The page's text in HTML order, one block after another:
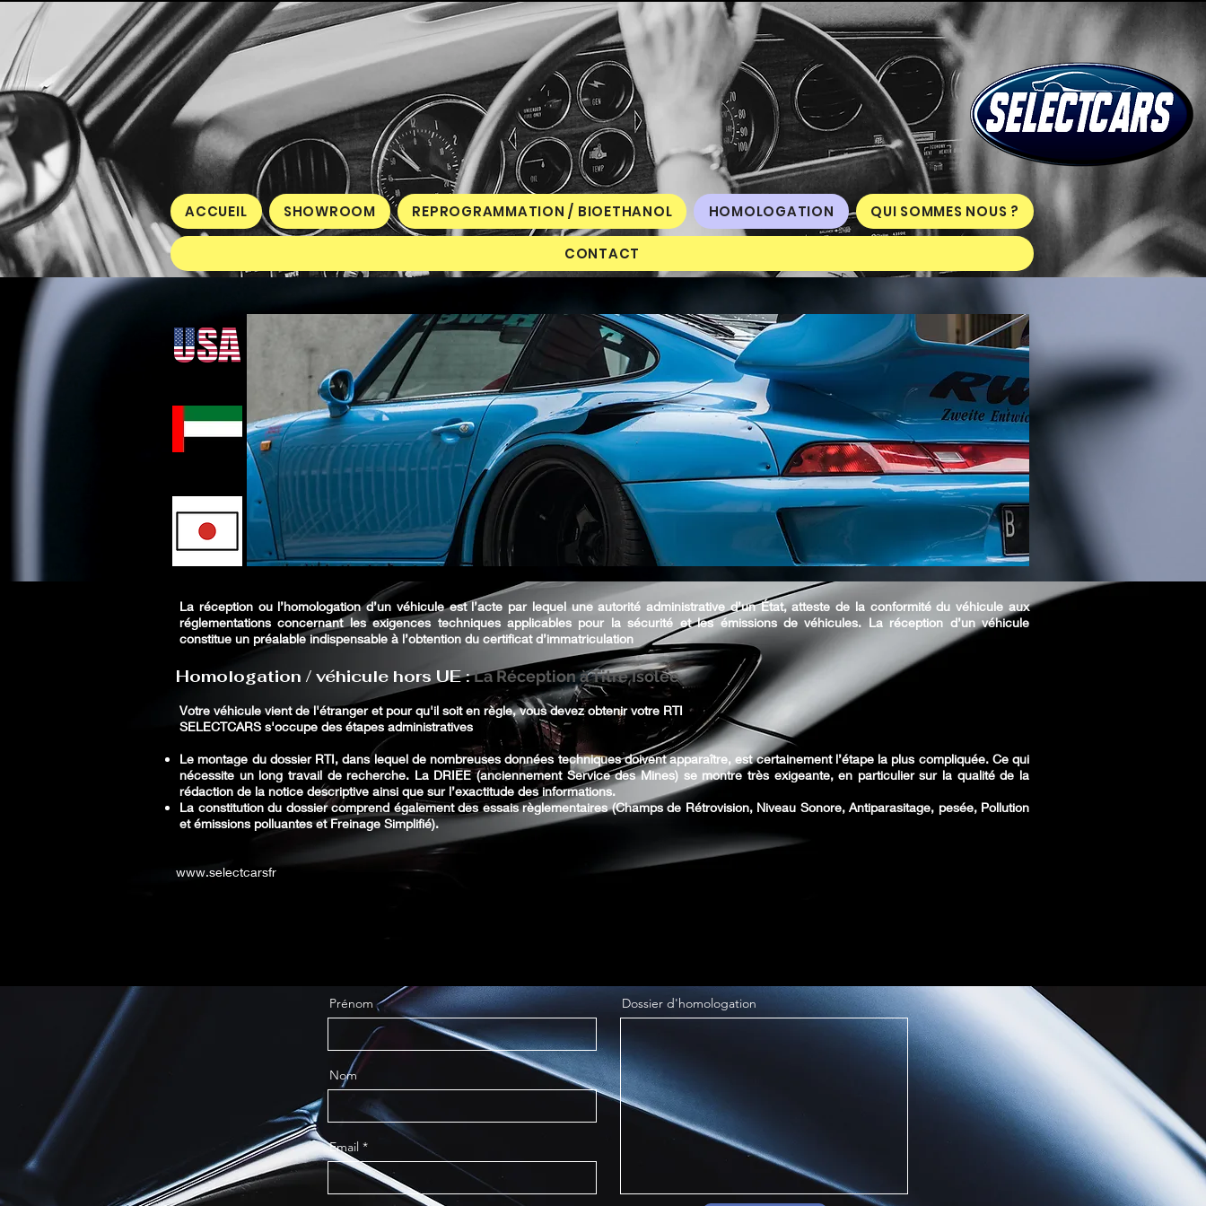
ACCUEIL SHOWROOM REPROGRAMMATION / BIOETHANOL HOMOLOGATION QUI SOMMES NOUS ?
CONTACT
La réception ou l’homologation d’un véhicule est l’acte par lequel une autorité administrative d’un État, atteste de la conformité du véhicule aux
réglementations concernant les exigences techniques applicables pour la sécurité et les émissions de véhicules. La réception d’un véhicule
constitue un préalable indispensable à l’obtention du certificat d’immatriculation
Homologation / véhicule hors UE :La Réception àTitre Isolée
Votre véhicule vient de l'étranger et pour qu'il soit en règle, vous devez obtenir votre RTI
SELECTCARS s'occupe des étapes administratives
Le montage du dossier RTI, dans lequel de nombreuses données techniques doivent apparaître, est certainement l’étape la plus compliquée. Ce qui
nécessite un long travail de recherche. La DRIEE (anciennement Service des Mines) se montre très exigeante, en particulier sur la qualité de la
rédaction de la notice descriptive ainsi que sur l’exactitude des informations.
La constitution du dossier comprend également des essais règlementaires (Champs de Rétrovision, Niveau Sonore, Antiparasitage, pesée, Pollution
et émissions polluantes et Freinage Simplifié).
www.selectcarsfr
Prénom
Nom
Email
Dossier d'homologation